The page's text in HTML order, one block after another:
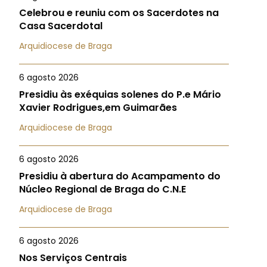
Celebrou e reuniu com os Sacerdotes na
Casa Sacerdotal
Arquidiocese de Braga
6 agosto 2026
Presidiu às exéquias solenes do P.e Mário
Xavier Rodrigues,em Guimarães
Arquidiocese de Braga
6 agosto 2026
Presidiu à abertura do Acampamento do
Núcleo Regional de Braga do C.N.E
Arquidiocese de Braga
6 agosto 2026
Nos Serviços Centrais